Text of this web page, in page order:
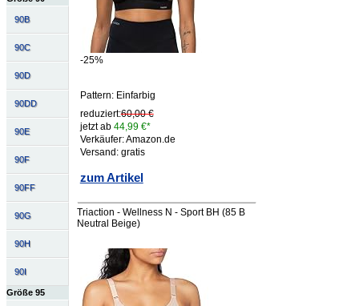
90B
90C
90D
90DD
90E
90F
90FF
90G
90H
90I
Größe 95
-25%
Pattern: Einfarbig
reduziert:60,00 €
jetzt ab 44,99 €*
Verkäufer: Amazon.de
Versand: gratis
zum Artikel
Triaction - Wellness N - Sport BH (85 B
Neutral Beige)